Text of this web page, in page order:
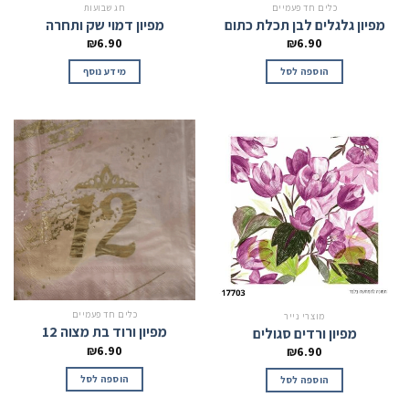
כלים חד פעמיים
מפיון גלגלים לבן תכלת כתום
₪6.90
הוספה לסל
חג שבועות
מפיון דמוי שק ותחרה
₪6.90
מידע נוסף
מוצרי נייר
מפיון ורדים סגולים
₪6.90
הוספה לסל
כלים חד פעמיים
מפיון ורוד בת מצוה 12
₪6.90
הוספה לסל